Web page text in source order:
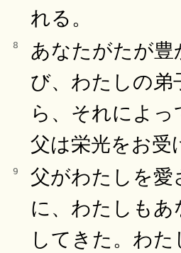
れる。
8
あなたがたが豊
び、わたしの弟
ら、それによ
父は栄光をお受
9
父がわたしを愛
に、わたしも
してきた。わ